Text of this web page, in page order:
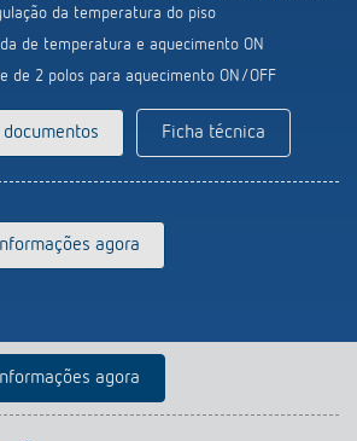
da temperatura do piso
de temperatura e aquecimento ON
de 2 polos para aquecimento ON/OFF
Ficha técnica
agora
agora